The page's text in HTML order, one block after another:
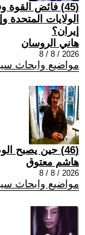
(45) فائض
الولايات
إيران؟
هاني الروسان
2026 / 8 / 8
مواضيع وابحاث
(46) حين يصبح الوطن ضحيةً للهويات
هاشم معتوق
2026 / 8 / 8
مواضيع وابحاث